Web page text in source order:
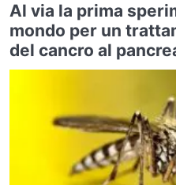
Al via la prima
mondo per un
del cancro al